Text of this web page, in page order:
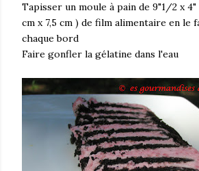
Tapisser un moule à pain de 9"1/2 x 4"
cm x 7,5 cm ) de film alimentaire en le
chaque bord
Faire gonfler la gélatine dans l'eau